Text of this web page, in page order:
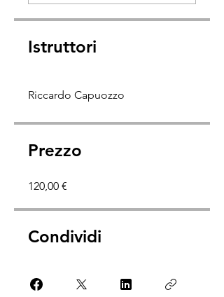
Istruttori
Riccardo Capuozzo
Prezzo
120,00 €
Condividi